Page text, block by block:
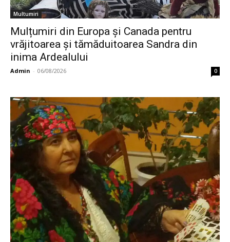
Multumiri
Mulțumiri din Europa și Canada pentru
vrăjitoarea și tămăduitoarea Sandra din
inima Ardealului
Admin - 06/08/2026 0